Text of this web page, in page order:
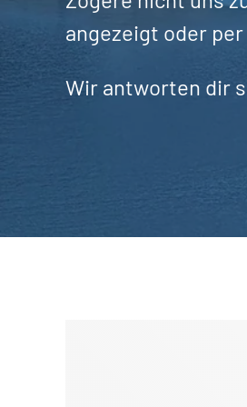
angezeigt oder per
Wir antworten dir